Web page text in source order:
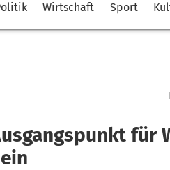
Wirtschaft Sport
für